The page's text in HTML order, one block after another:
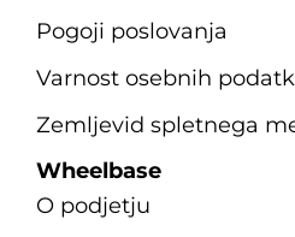
Pogoji poslovanja
Varnost osebnih
Zemljevid spletnega
Wheelbase
O podjetju